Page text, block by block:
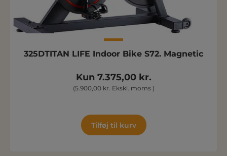
325DTITAN LIFE Indoor Bike S72. Magnetic
Kun 7.375,00 kr.
(5.900,00 kr. Ekskl. moms )
Tilføj til kurv